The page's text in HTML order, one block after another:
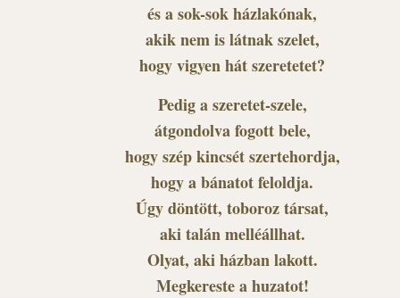
és a sok-sok házlakónak,
akik nem is látnak szelet,
hogy vigyen hát szeretetet?
Pedig a szeretet-szele,
átgondolva fogott bele,
hogy szép kincsét szertehordja,
hogy a bánatot feloldja.
Úgy döntött, toboroz társat,
aki talán melléállhat.
Olyat, aki házban lakott.
Megkereste a huzatot!